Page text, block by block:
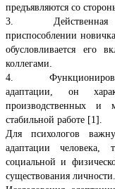
предъявляются со
3. Действенная
приспособлении
обусловливается его
коллегами.
4.
адаптации, он
производственных и
стабильной работе [1].
Для психологов
адаптации
социальной и
существования личности.